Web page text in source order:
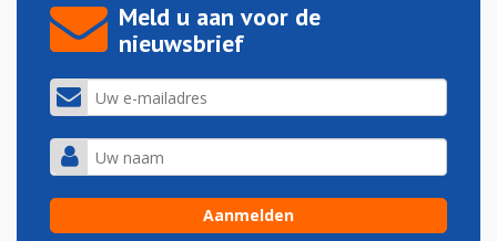
Meld u aan voor de
nieuwsbrief